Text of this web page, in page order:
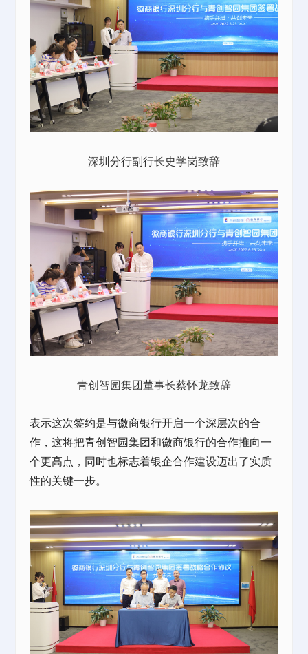
深圳分行副行长史学岗致辞
青创智园集团董事长蔡怀龙致辞
表示这次签约是与徽商银行开启一个深层次的合
作，这将把青创智园集团和徽商银行的合作推向一
个更高点，同时也标志着银企合作建设迈出了实质
性的关键一步。